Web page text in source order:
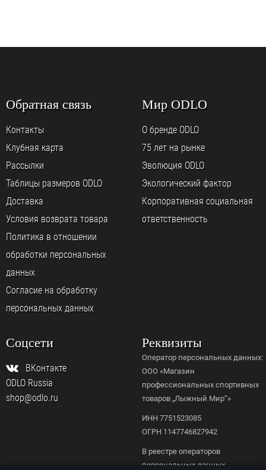
Обратная связь
Контакты
Клубная карта
Рассылки
Таблицы размеров ODLO
Доставка
Условия возврата товара
Политика в отношении
обработки персональных
данных
Согласие на обработку
персональных данных
Мир ODLO
О бренде ODLO
75 лет на рынке
Эволюция ODLO
Экологический фактор
Корпоративная социальная
ответственность
Соцсети
ВКонтакте
ODLO Russia
shop@odlo.ru
Реквизиты
Оператор персональных данных:
ООО «Магазин
профессиональных спортивных
товаров „Лыжный Мир“»
ИНН 7751523085
ОГРН 1147746827942
В реестре операторов
персональных данных